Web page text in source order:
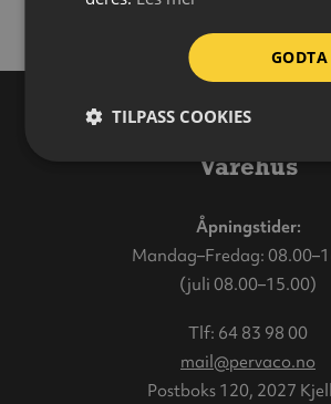
Varehus
Åpningstider:
Mandag–Fredag:
(juli 08.00–15.00)
Tlf: 64 83 98 00
mail@pervaco.no
Postboks 120, 2027
GODTA
TILPASS COOKIES